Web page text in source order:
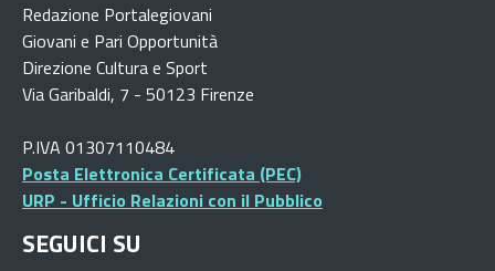
Redazione Portalegiovani
Giovani e Pari Opportunità
Direzione Cultura e Sport
Via Garibaldi, 7 - 50123 Firenze
P.IVA 01307110484
Posta Elettronica Certificata (PEC)
URP - Ufficio Relazioni con il Pubblico
SEGUICI SU